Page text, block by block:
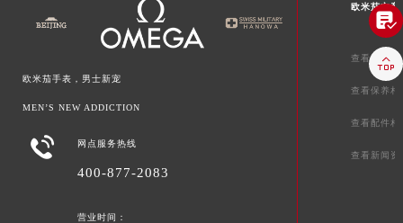
欧米茄手表，男士新宠
MEN’S NEW ADDICTION
 网点服务热线
400-877-2083
营业时间：
欧米茄文章
查看维修相
查看保养相
查看配件相
查看新闻资

